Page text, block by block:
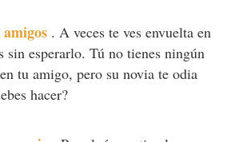
. A veces te ves envuelta en
sin esperarlo. Tú no tienes ningún
tu amigo, pero su novia te odia
hacer?